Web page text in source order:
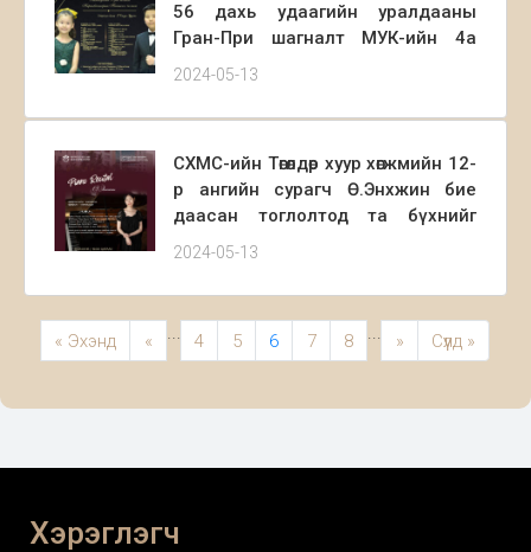
56 дахь удаагийн уралдааны
Гран-При шагналт МУК-ийн 4а
ангийн сурагч Б.Гүен ,МУК-ийн 1а
хамтарсан тоглолт 2024.05.13-ны
танхимд болно. Та бүхнийг урьж
байна.
2024-05-13
СХМС-ийн Төгөлдөр хуур хөгжмийн 12-
р ангийн сурагч Ө.Энхжин бие
даасан тоглолтод та бүхнийг
хүрэлцэн ирэхийг урьж байна.
Концертын Б танхим
2024-05-13
« Эхэнд « ... 4 5 6 7 8 ... » Сүүлд »
Хэрэглэгч